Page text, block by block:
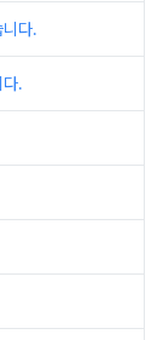
다.
.